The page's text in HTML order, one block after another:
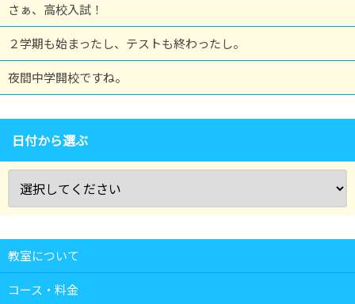
さぁ、高校入試！
２学期も始まったし、テストも終わったし。
夜間中学開校ですね。
日付から選ぶ
教室について
コース・料金